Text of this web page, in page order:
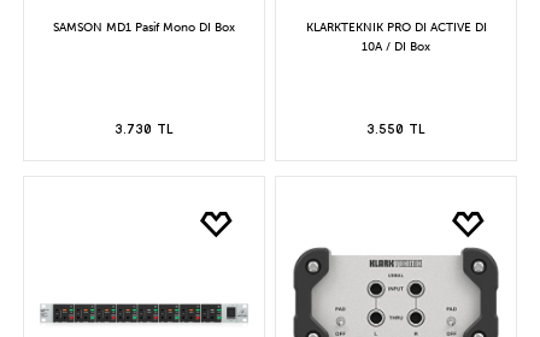
SAMSON MD1 Pasif Mono DI Box
3.730 TL
KLARKTEKNIK PRO DI ACTIVE DI
10A / DI Box
3.550 TL